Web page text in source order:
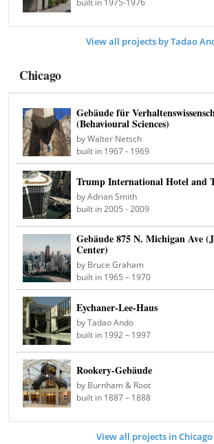
View all projects by Tadao
Chicago
Gebäude für
(Behavioural Sciences)
by Walter Netsch
built in 1967 - 1969
Trump International Hotel and
by Adrian Smith
built in 2005 - 2009
Gebäude 875 N. Michigan Ave
Center)
by Bruce Graham
built in 1965 – 1970
Eychaner-Lee-Haus
by Tadao Ando
built in 1992 – 1997
Rookery-Gebäude
by Burnham & Root
built in 1887 – 1888
View all projects in Chicago